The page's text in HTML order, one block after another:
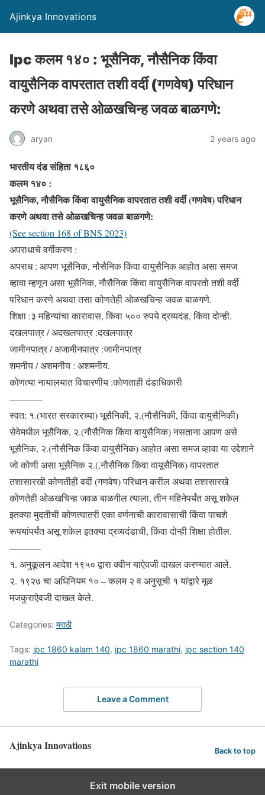
Ajinkya Innovations
Ipc कलम १४० : भूसैनिक, नौसैनिक किंवा
वायुसैनिक वापरतात तशी वर्दी (गणवेष) परिधान
करणे अथवा तसे ओळखचिन्ह जवळ बाळगणे:
aryan 2 years ago
भारतीय दंड संहिता १८६०
कलम १४० :
भूसैनिक, नौसैनिक किंवा वायुसैनिक वापरतात तशी वर्दी (गणवेष) परिधान
करणे अथवा तसे ओळखचिन्ह जवळ बाळगणे:
(See section 168 of BNS 2023)
अपराधाचे वर्गीकरण :
अपराध : आपण भूसैनिक, नौसैनिक किंवा वायुसैनिक आहोत असा समज
व्हावा म्हणून असा भूसैनिक, नौसैनिक किंवा वायुसैनिक वापरतो तशी वर्दी
परिधान करणे अथवा तसा कोणतेही ओळखचिन्ह जवळ बाळगणे.
शिक्षा :३ महिन्यांचा कारावास, किंवा ५०० रुपये द्रव्यदंड, किंवा दोन्ही.
दखलपात्र / अदखलपात्र :दखलपात्र
जामीनपात्र / अजामीनपात्र :जामीनपात्र
शमनीय / अशमनीय : अशमनीय.
कोणत्या नायालयात विचारणीय :कोणताही दंडाधिकारी
———–
स्वत: १.(भारत सरकारच्या) भूसैनिकी, २.(नौसैनिकी, किंवा वायुसैनिकी)
सेवेमधील भूसैनिक, २.(नौसैनिक किंवा वायुसैनिक) नसताना आपण असे
भूसैनिक, २.(नौसैनिक किंवा वायुसैनिक) आहोत असा समज व्हावा या उद्देशाने
जो कोणी असा भूसैनिक २.(,नौसैनिक किंवा वायूसैनिक) वापरतात
तशासारखी कोणतीही वर्दी (गणवेष) परिधान करील अथवा तशासारखे
कोणतेही ओळखचिन्ह जवळ बाळगील त्याला, तीन महिनेपर्यंंत असू शकेल
इतक्या मुदतीची कोणत्यातरी एका वर्णनाची कारावासाची किंवा पाचशे
रूपयांपर्यंत असू शकेल इतक्या द्रव्यदंडाची, किंवा दोन्ही शिक्षा होतील.
———-
१. अनुकूलन आदेश १९५० द्वारा क्वीन याऐवजी दाखल करण्यात आले.
२. १९२७ चा अधिनियम १० – कलम २ व अनुसूची १ यांद्वारे मूळ
मजकुराऐवजी दाखल केले.
Categories: मराठी
Tags: ipc 1860 kalam 140, ipc 1860 marathi, ipc section 140
marathi
Leave a Comment
Ajinkya Innovations Back to top
Exit mobile version